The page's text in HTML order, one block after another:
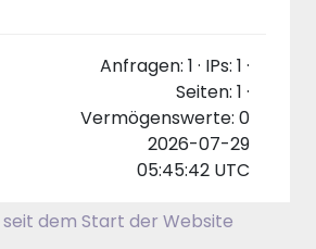
Anfragen: 1 · IPs: 1 ·
Seiten: 1 ·
Vermögenswerte: 0
2026-07-29
05:45:42 UTC
seit dem Start der Website